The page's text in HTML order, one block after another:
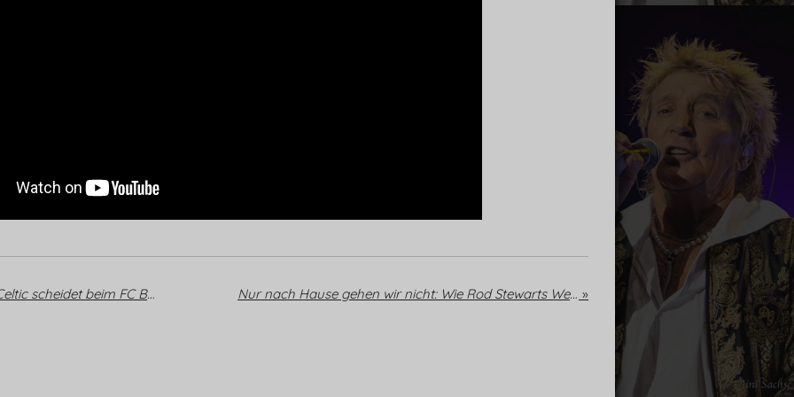
Knockout in letzter Sekunde: Celtic scheidet beim FC Bayern aus der Champions League aus Nur nach Hause gehen wir nicht: Wie Rod Stewarts Welthit Sailing zu einer der besten Fußballhymnen Deutschlands wurde »